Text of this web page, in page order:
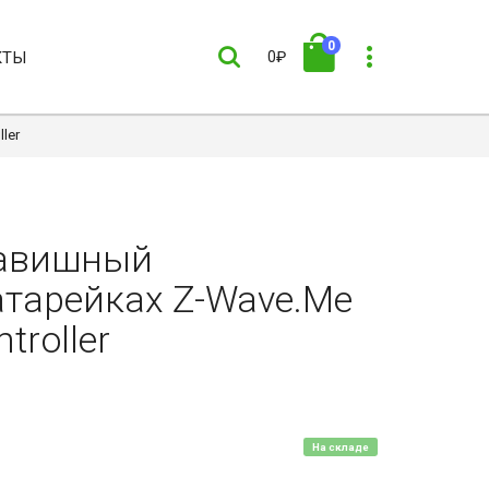
0₽
0
Z-Wave.Me
На складе